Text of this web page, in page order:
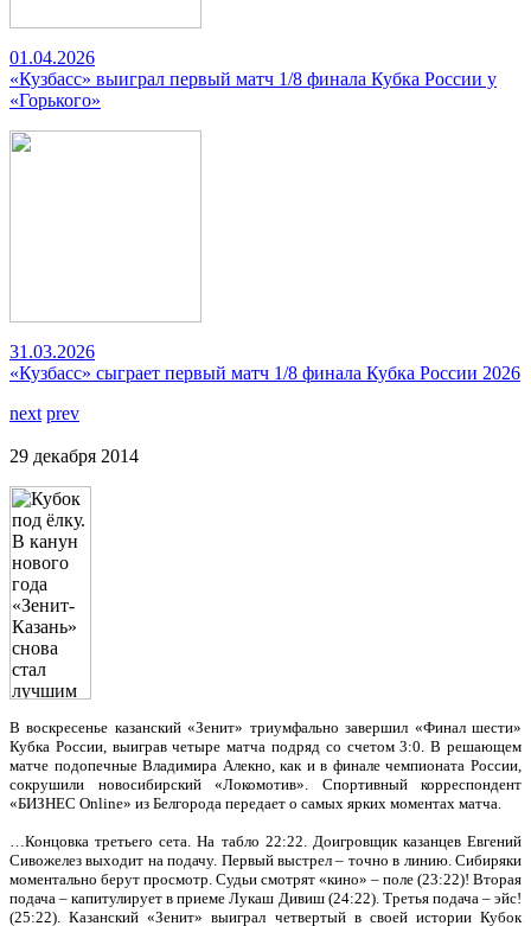
01.04.2026
«Кузбасс» выиграл первый матч 1/8 финала Кубка России у
«Горького»
31.03.2026
«Кузбасс» сыграет первый матч 1/8 финала Кубка России 2026
next prev
29 декабря 2014
В воскресенье казанский «Зенит» триумфально завершил «Финал шести»
Кубка России, выиграв четыре матча подряд со счетом 3:0. В решающем
матче подопечные Владимира Алекно, как и в финале чемпионата России,
сокрушили новосибирский «Локомотив». Спортивный корреспондент
«БИЗНЕС Online» из Белгорода передает о самых ярких моментах матча.
…Концовка третьего сета. На табло 22:22. Доигровщик казанцев Евгений
Сивожелез выходит на подачу. Первый выстрел – точно в линию. Сибиряки
моментально берут просмотр. Судьи смотрят «кино» – поле (23:22)! Вторая
подача – капитулирует в приеме Лукаш Дивиш (24:22). Третья подача – эйс!
(25:22). Казанский «Зенит» выиграл четвертый в своей истории Кубок